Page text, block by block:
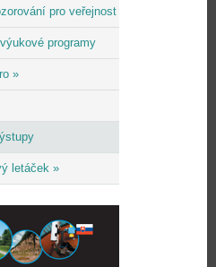
pro veřejnost
programy
»
letáček »